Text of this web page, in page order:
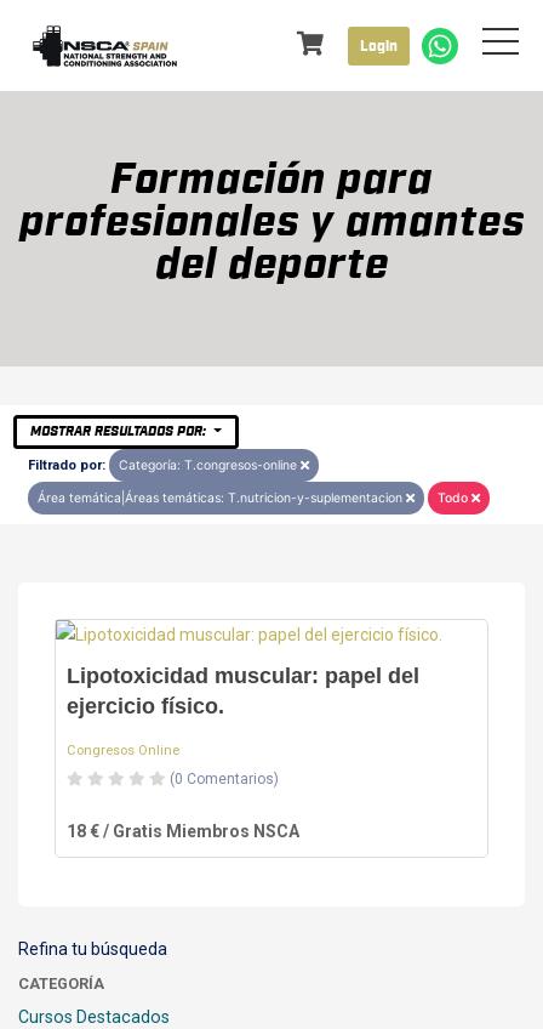
Login
Formación para
profesionales y amantes
del deporte
MOSTRAR RESULTADOS POR:
Filtrado por: Categoría: T.congresos-online
Área temática|Áreas temáticas: T.nutricion-y-suplementacion Todo
Lipotoxicidad muscular: papel del
ejercicio físico.
Congresos Online
(0 Comentarios)
18 € / Gratis Miembros NSCA
Refina tu búsqueda
CATEGORÍA
Cursos Destacados